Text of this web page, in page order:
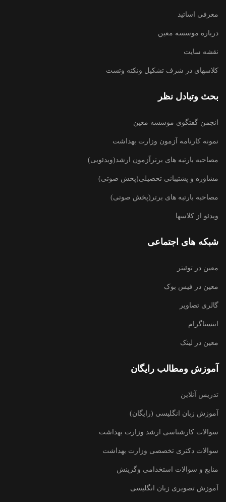
معرفی اساتید
درباره موسسه معین
نقشه سایت
کلاسهای در شرف تشکیل ونکته وتست
بحث وتبادل نظر
انجمن گفتگوی موسسه معین
نمونه کارنامه آزمون وزارت بهداشت
مصاحبه بارتبه های برترآزمون ارشد(ویدئویی)
مشاوره و پشتیبانی تحصیلی(پخش صوتی)
مصاحبه بارتبه های برتر(پخش صوتی)
ویدئو از کلاسها
شبکه های اجتماعی
معین در توئیتر
معین در فیس بوک
گالری تصاویر
اینستاگرام
معین در لینک
آموزش ومطالب رایگان
تدریس آنلاین
آموزش زبان انگلیسی (رایگان)
سوالات کارشناسی ارشد وزارت بهداشت
سوالات دکتری تخصصی وزارت بهداشت
منابع و سوالات استخدامی وگزینش
آموزش تصویری زبان انگلیسی